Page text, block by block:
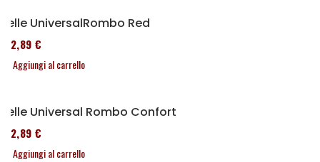
Selle UniversalRombo Red
152,89 €
Aggiungi al carrello
Selle Universal Rombo Confort
152,89 €
Aggiungi al carrello